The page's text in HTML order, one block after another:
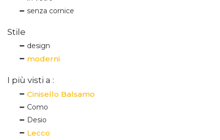
senza cornice
Stile
design
moderni
I più visti a :
Cinisello Balsamo
Como
Desio
Lecco